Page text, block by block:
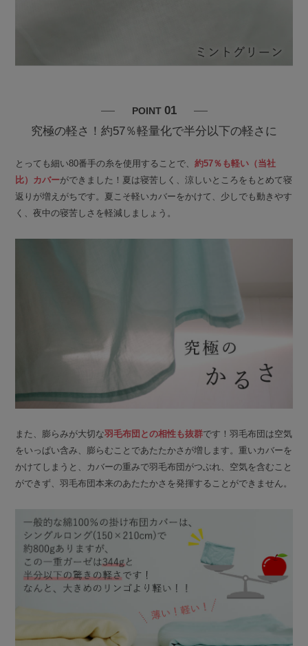
POINT 01
究極の軽さ！約57％軽量化で半分以下の軽さに
とっても細い80番手の糸を使用することで、約57％も軽い（当社
比）カバーができました！夏は寝苦しく、涼しいところをもとめて寝
返りが増えがちです。夏こそ軽いカバーをかけて、少しでも動きやす
く、夜中の寝苦しさを軽減しましょう。
また、膨らみが大切な羽毛布団との相性も抜群です！羽毛布団は空気
をいっぱい含み、膨らむことであたたかさが増します。重いカバーを
かけてしまうと、カバーの重みで羽毛布団がつぶれ、空気を含むこと
ができず、羽毛布団本来のあたたかさを発揮することができません。